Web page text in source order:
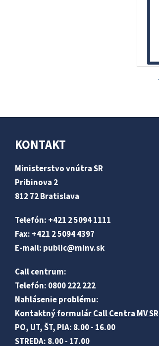
KONTAKT
Ministerstvo vnútra SR
Pribinova 2
812 72 Bratislava
Telefón: +421 2 5094 1111
Fax: +421 2 5094 4397
E-mail: public@minv.sk
Call centrum:
Telefón: 0800 222 222
Nahlásenie problému:
Kontaktný formulár Call Centra MV SR
PO, UT, ŠT, PIA: 8.00 - 16.00
STREDA: 8.00 - 17.00